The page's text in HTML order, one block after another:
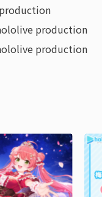
production
production